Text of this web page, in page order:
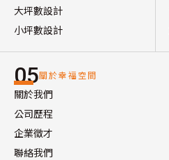
大坪數設計
小坪數設計
05關於幸福空間
關於我們
公司歷程
企業徵才
聯絡我們